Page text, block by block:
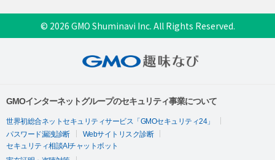
© 2026 GMO Shuminavi Inc. All Rights Reserved.